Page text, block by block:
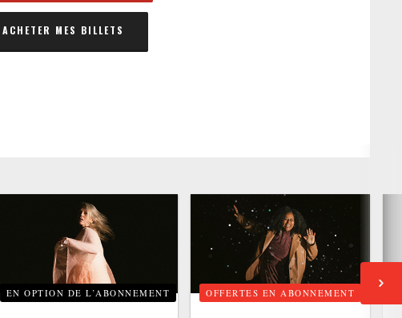
ACHETER MES BILLETS
EN OPTION DE L’ABONNEMENT OFFERTES EN ABONNEMENT